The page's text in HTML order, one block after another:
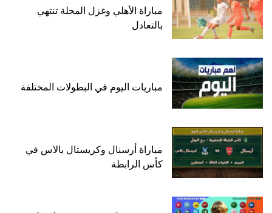
مباراة الأهلي وغزل المحلة تنتهي
بالتعادل
مباريات اليوم في البطولات المختلفة
مباراة أرسنال وكريستال بالاس في
كأس الرابطة